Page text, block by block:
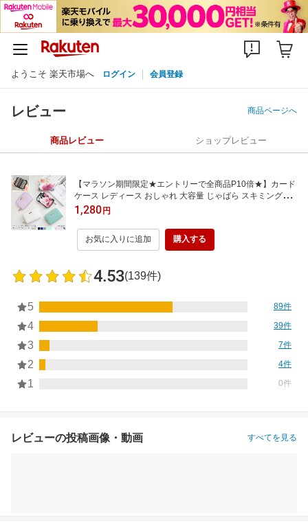
ようこそ 楽天市場へ ログイン 会員登録
レビュー 商品ページへ
商品レビュー ショップレビュー
【マラソン期間限定★エントリーで全商品P10倍★】カード
ケース レディース おしゃれ 大容量 じゃばら スキミング防
止 磁気 防止 icカード 薄型 たくさん入る 収納 レザー スキミ
ング かわいい 通勤 通学 社会人 高校生 ギフト プレゼント
1,280円
お気に入りに追加 購入する
4.53(139件)
5 89件
4 39件
3 7件
2 4件
1 0件
レビューの投稿画像・動画 すべてを見る